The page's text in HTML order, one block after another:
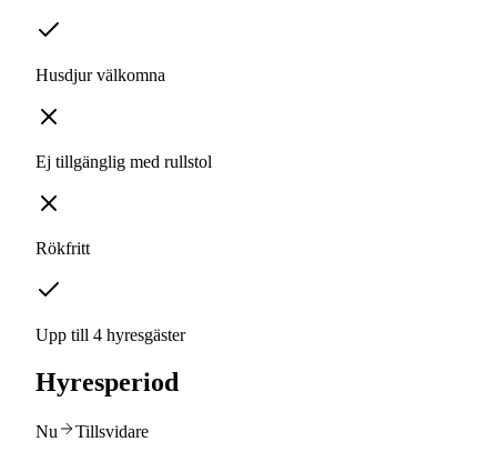
Husdjur välkomna
Ej tillgänglig med rullstol
Rökfritt
Upp till 4 hyresgäster
Hyresperiod
Nu Tillsvidare